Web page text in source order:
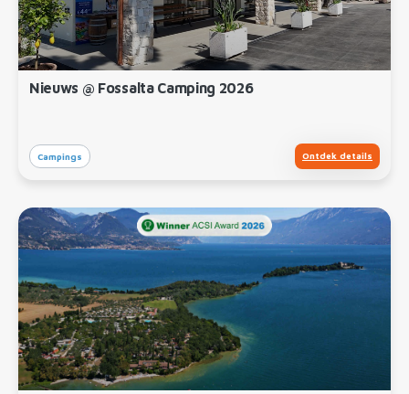
Nieuws @ Fossalta Camping 2026
Campings Ontdek details